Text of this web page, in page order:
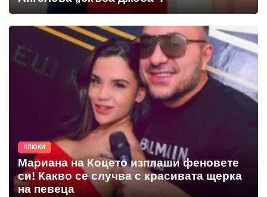
КЛЮКИ
Мариана на Коцето изплаши феновете
си! Какво се случва с красивата щерка
на певеца